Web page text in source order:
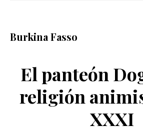
africano.
Burkina Fasso
El panteón
religión
XXXI